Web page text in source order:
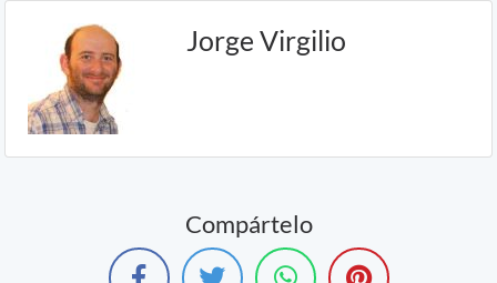
Jorge Virgilio
Compártelo